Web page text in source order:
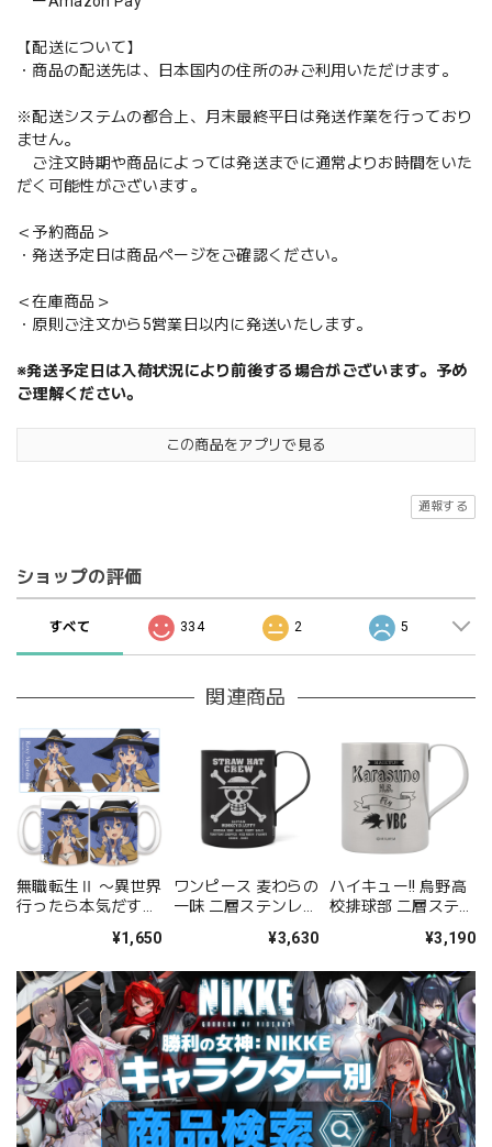
【配送について】
・商品の配送先は、日本国内の住所のみご利用いただけます。
※配送システムの都合上、月末最終平日は発送作業を行っており
ません。
ご注文時期や商品によっては発送までに通常よりお時間をいた
だく可能性がございます。
＜予約商品＞
・発送予定日は商品ページをご確認ください。
＜在庫商品＞
・原則ご注文から5営業日以内に発送いたします。
※発送予定日は入荷状況により前後する場合がございます。予め
ご理解ください。
この商品をアプリで見る
通報する
ショップの評価
すべて 334 2 5
関連商品
無職転生Ⅱ 〜異世界
行ったら本気だす〜
シー・ミグルディ
¥1,650
ワンピース 麦わらの
一味 二層ステンレス
¥3,630
ハイキュー!! 烏野高
校排球部 二層ステン
¥3,190